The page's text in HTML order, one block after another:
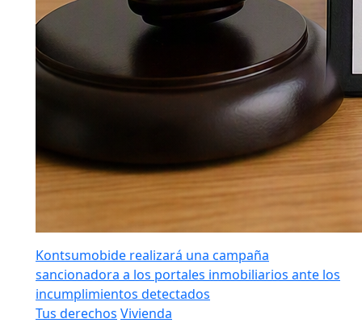
Kontsumobide realizará una campaña
sancionadora a los portales inmobiliarios ante los
incumplimientos detectados
Tus derechos Vivienda